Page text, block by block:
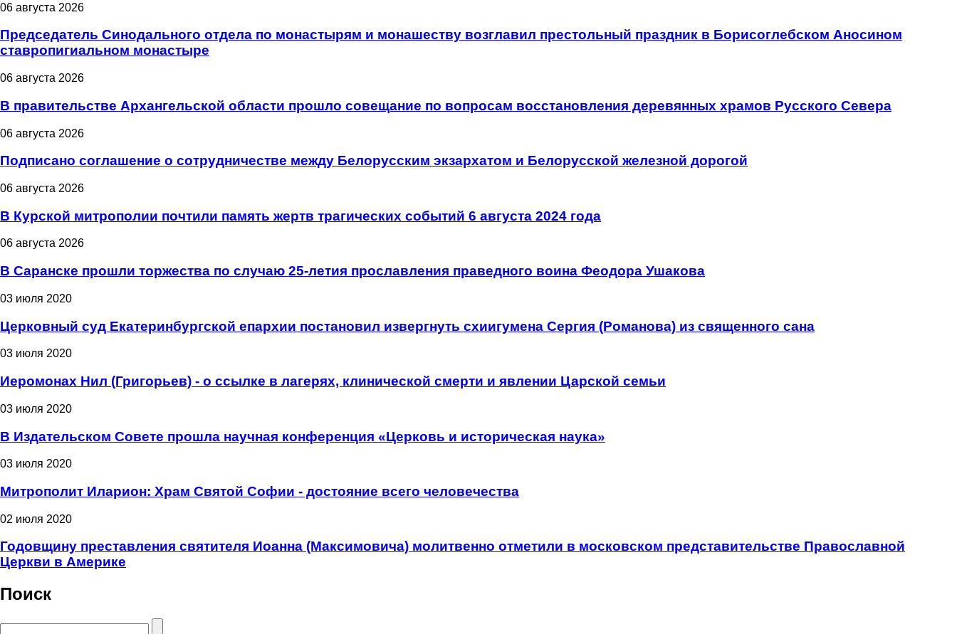
06 августа 2026
Председатель Синодального отдела по монастырям и монашеству возглавил престольный праздник в Борисоглебском Аносином
ставропигиальном монастыре
06 августа 2026
В правительстве Архангельской области прошло совещание по вопросам восстановления деревянных храмов Русского Севера
06 августа 2026
Подписано соглашение о сотрудничестве между Белорусским экзархатом и Белорусской железной дорогой
06 августа 2026
В Курской митрополии почтили память жертв трагических событий 6 августа 2024 года
06 августа 2026
В Саранске прошли торжества по случаю 25-летия прославления праведного воина Феодора Ушакова
03 июля 2020
Церковный суд Екатеринбургской епархии постановил извергнуть схиигумена Сергия (Романова) из священного сана
03 июля 2020
Иеромонах Нил (Григорьев) - о ссылке в лагерях, клинической смерти и явлении Царской семьи
03 июля 2020
В Издательском Совете прошла научная конференция «Церковь и историческая наука»
03 июля 2020
Митрополит Иларион: Храм Святой Софии - достояние всего человечества
02 июля 2020
Годовщину преставления святителя Иоанна (Максимовича) молитвенно отметили в московском представительстве Православной
Церкви в Америке
Поиск